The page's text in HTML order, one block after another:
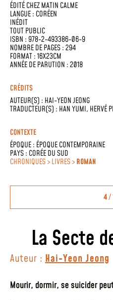
ÉDITÉ CHEZMATIN CALME
LANGUE : CORÉEN
INÉDIT
TOUT PUBLIC
ISBN : 978-2-493386-06-9
NOMBRE DE PAGES : 294
FORMAT : 16X23CM
ANNÉE DE PARUTION : 2018
CRÉDITS
AUTEUR(S) : HAI-YEON JEONG
TRADUCTEUR(S) : HAN YUMI, HERVÉ
CONTEXTE
ÉPOQUE : ÉPOQUE CONTEMPORAINE
PAYS : CORÉE DU SUD
CHRONIQUES > LIVRES >ROMAN
4/
La Secte
Auteur : Hai-Yeon Jeong
Mourir, dormir, se suicider